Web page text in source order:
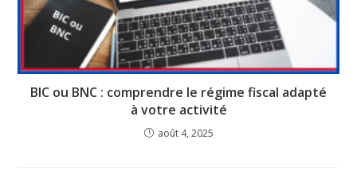
BIC ou BNC : comprendre le régime fiscal adapté
à votre activité
août 4, 2025